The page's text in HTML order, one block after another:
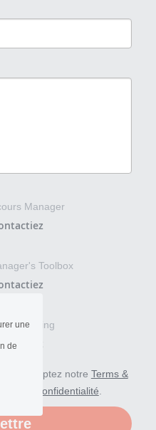
Manager
Toolbox
Coaching
acceptez notre Terms &
de Confidentialité.
une
de